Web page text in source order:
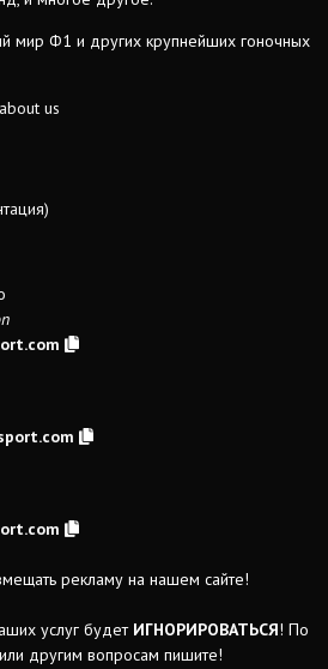
мир Ф1 и других крупнейших гоночных
us
рекламу на нашем сайте!
услуг будет ИГНОРИРОВАТЬСЯ! По
другим вопросам пишите!